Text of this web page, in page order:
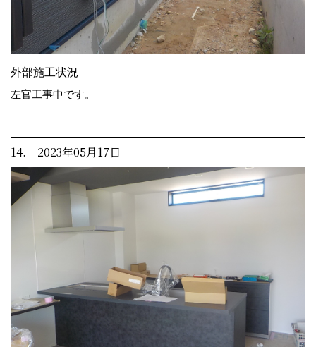
外部施工状況
左官工事中です。
14. 2023年05月17日